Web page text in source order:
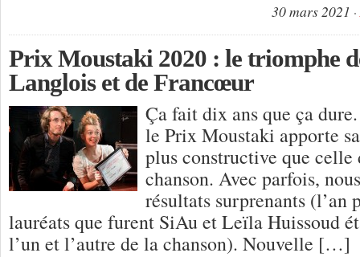
30 mars 2021
Prix Moustaki 2020 : le triomphe
Langlois et de Francœur
Ça fait dix ans que ça
le Prix Moustaki apporte
plus constructive que
chanson. Avec parfois,
résultats surprenants (l’an
lauréats que furent SiAu et Leïla Huissoud
l’un et l’autre de la chanson). Nouvelle […]